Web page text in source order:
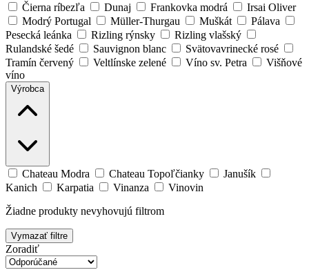
Čierna ríbezľa
Dunaj Frankovka modrá
Irsai Oliver
Modrý Portugal
Müller-Thurgau Muškát
Pálava
Pesecká leánka
Rizling rýnsky
Rizling vlašský
Rulandské šedé
Sauvignon blanc
Svätovavrinecké rosé
Tramín červený
Veltlínske zelené Víno sv. Petra
Višňové
víno
Výrobca
Chateau Modra Chateau Topoľčianky
Janušík
Kanich
Karpatia Vinanza
Vinovin
Žiadne produkty nevyhovujú filtrom
Vymazať filtre
Zoradiť